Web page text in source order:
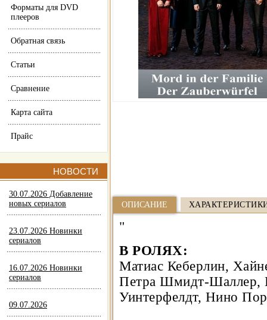
Форматы для DVD
плееров
Обратная связь
Статьи
Сравнение
Карта сайта
Прайс
НОВОСТИ
30.07.2026 Добавление
новых сериалов
23.07.2026 Новинки
сериалов
16.07.2026 Новинки
сериалов
09.07.2026
ОПИСАНИЕ
"
В РОЛЯХ:
Матиас Кеберлин,
Петра Шмидт-Шаллер,
Уинтерфелдт, Нино